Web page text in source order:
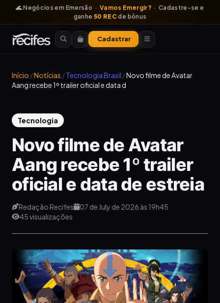
🌊 Negócios em Emersão · Vamos Emergir? · Cadastre-se e
ganhe50 RECde bônus
Cadastrar
Início /Notícias /Tecnologia Brasil /Novo filme de Avatar
Aang recebe 1º trailer oficial e data d
Tecnologia
Novo filme de Avatar
Aang recebe 1º trailer
oficial e data de estreia
Redação Recifes
07 de July de 2026 às 19h45
45 visualizações